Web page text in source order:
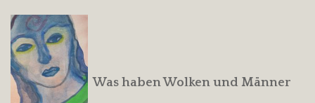
Was haben Wolken und Männer